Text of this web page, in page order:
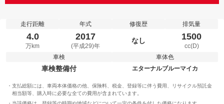
走行距離
4.0
万km
年式
2017
(平成29)年
修復歴
なし
排気量
1500
cc(D)
車検
車検整備付
車体色
エターナルブルーマイカ
支払総額には、車両本体価格の他、保険料、税金、登録等に伴う費用、リサイクル預託金
相当額等、購入時に必要な全ての費用が含まれています。